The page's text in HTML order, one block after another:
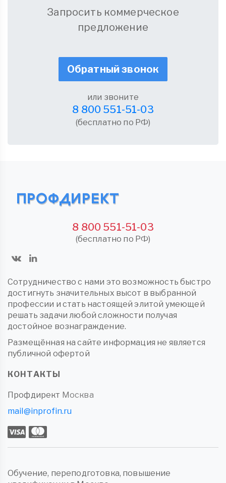
Запросить коммерческое
предложение
Обратный звонок
или звоните
8 800 551-51-03
(бесплатно по РФ)
8 800 551-51-03
(бесплатно по РФ)
Сотрудничество с нами это возможность быстро
достигнуть значительных высот в выбранной
профессии и стать настоящей элитой умеющей
решать задачи любой сложности получая
достойное вознаграждение.
Размещённая на сайте информация не является
публичной офертой
КОНТАКТЫ
Профдирект Москва
mail@inprofin.ru
Обучение, переподготовка, повышение